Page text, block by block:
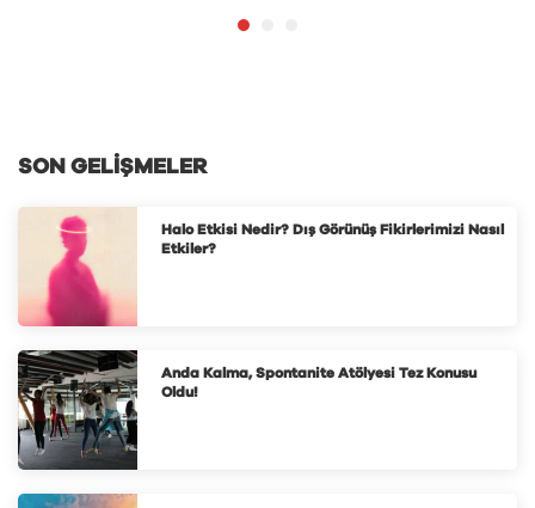
SON GELIŞMELER
Halo Etkisi Nedir? Dış Görünüş Fikirlerimizi Nasıl
Etkiler?
Anda Kalma, Spontanite Atölyesi Tez Konusu
Oldu!